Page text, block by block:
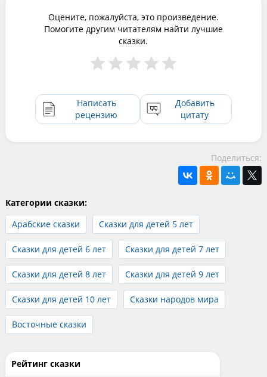
Оцените, пожалуйста, это произведение.
Помогите другим читателям найти лучшие
сказки.
Написать
рецензию
Добавить
цитату
Поделиться:
Категории сказки:
Арабские сказки
Сказки для детей 5 лет
Сказки для детей 6 лет Сказки для детей 7 лет
Сказки для детей 8 лет Сказки для детей 9 лет
Сказки для детей 10 лет Сказки народов мира
Восточные сказки
Рейтинг сказки